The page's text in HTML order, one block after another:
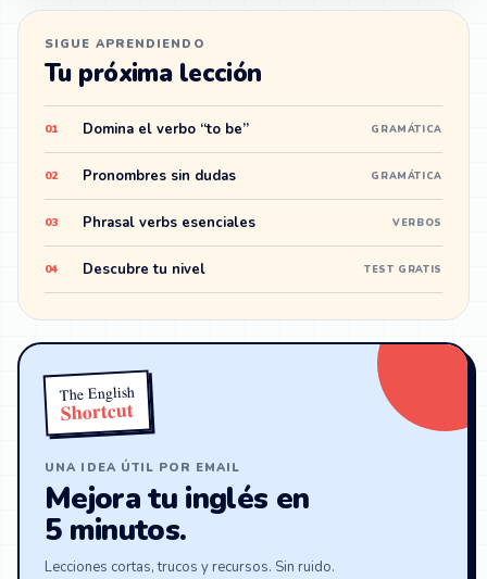
SIGUE APRENDIENDO
Tu próxima lección
01 Domina el verbo “to be” GRAMÁTICA
02 Pronombres sin dudas GRAMÁTICA
03 Phrasal verbs esenciales VERBOS
04 Descubre tu nivel TEST GRATIS
The English
Shortcut
UNA IDEA ÚTIL POR EMAIL
Mejora tu inglés en
5 minutos.
Lecciones cortas, trucos y recursos. Sin ruido.